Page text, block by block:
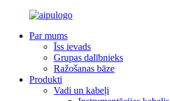
Par mums
Īss ievads
Grupas dalībnieks
Ražošanas bāze
Produkti
Vadi un kabeļi